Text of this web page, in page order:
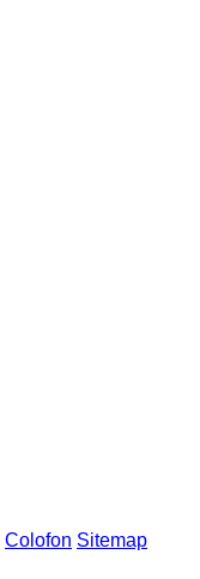
Colofon Sitemap